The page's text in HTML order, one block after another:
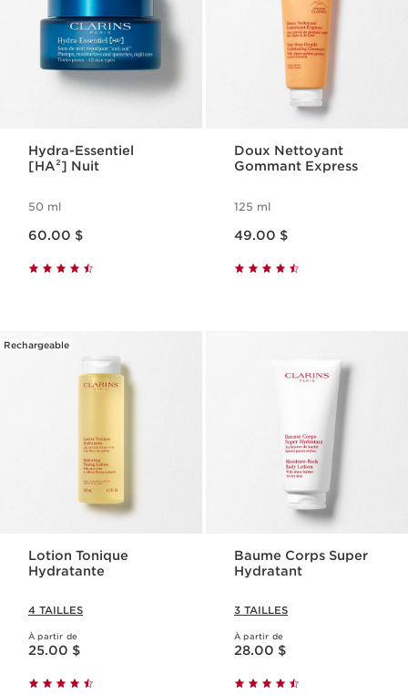
Hydra-Essentiel
[HA²] Nuit
50 ml
60.00 $
Doux Nettoyant
Gommant Express
125 ml
49.00 $
Rechargeable
Lotion Tonique
Hydratante
4 TAILLES
À partir de
Nouveau prix 25.00 $
25.00 $
Baume Corps Super
Hydratant
3 TAILLES
À partir de
Nouveau prix 28.00 $
28.00 $